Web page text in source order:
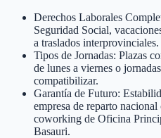
Derechos Laborales
Seguridad Social,
a traslados interprovinciales.
Tipos de Jornadas: Plazas
de lunes a viernes o
compatibilizar.
Garantía de Futuro:
empresa de reparto
coworking de Oficina
Basauri.